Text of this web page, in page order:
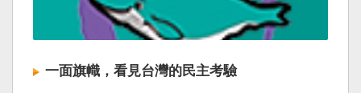
一面旗幟，看見台灣的民主考驗